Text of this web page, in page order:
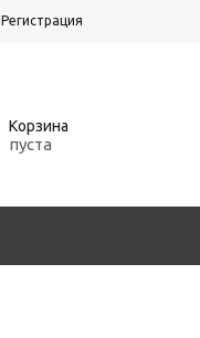
Регистрация
Корзина
пуста